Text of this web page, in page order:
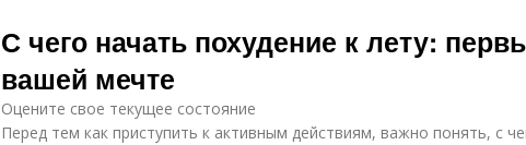
С чего начать похудение к лету:
вашей мечте
Оцените свое текущее состояние
Перед тем как приступить к активным действиям, важно понять, с